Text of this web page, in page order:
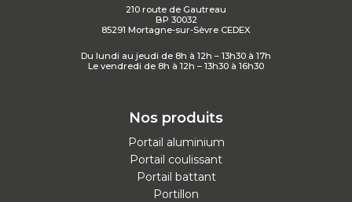
210 route de Gautreau
BP 30032
85291 Mortagne-sur-Sèvre CEDEX
Du lundi au jeudi de 8h à 12h – 13h30 à 17h
Le vendredi de 8h à 12h – 13h30 à 16h30
Nos produits
Portail aluminium
Portail coulissant
Portail battant
Portillon